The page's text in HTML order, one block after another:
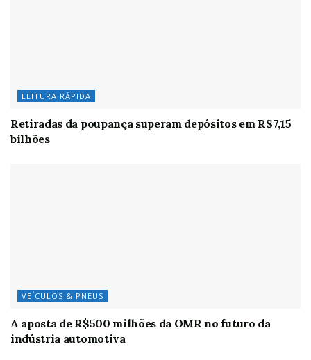
LEITURA RÁPIDA
Retiradas da poupança superam depósitos em R$7,15
bilhões
VEÍCULOS & PNEUS
A aposta de R$500 milhões da OMR no futuro da
indústria automotiva